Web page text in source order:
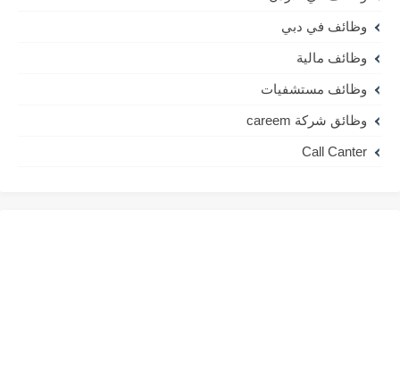
وظائف في دبي
وظائف مالية
وظائف مستشفيات
وظائق شركة careem
Call Canter